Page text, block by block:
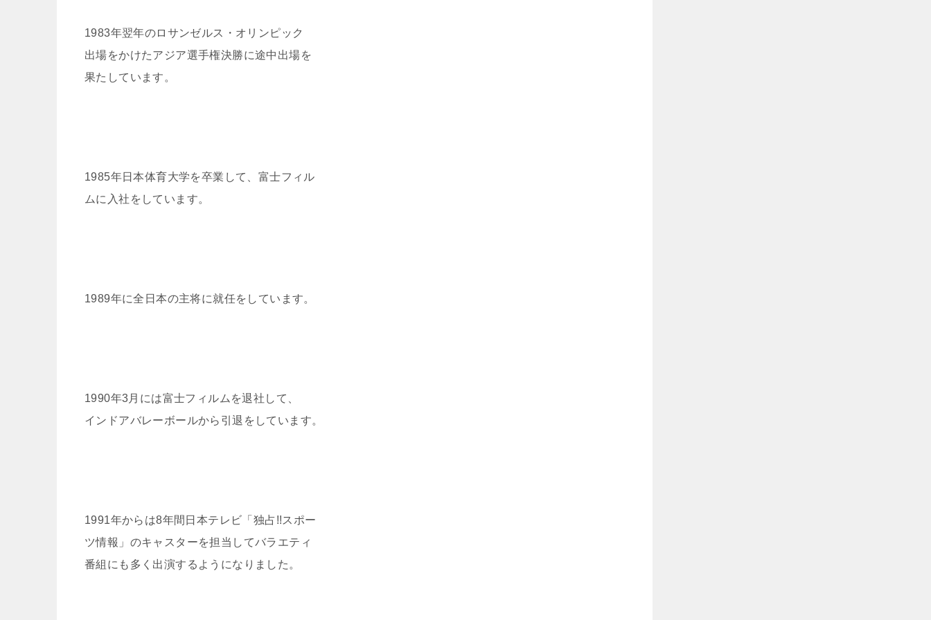
1983年翌年のロサンゼルス・オリンピック
出場をかけたアジア選手権決勝に途中出場を
果たしています。
1985年日本体育大学を卒業して、富士フィル
ムに入社をしています。
1989年に全日本の主将に就任をしています。
1990年3月には富士フィルムを退社して、
インドアバレーボールから引退をしています。
1991年からは8年間日本テレビ「独占!!スポー
ツ情報」のキャスターを担当してバラエティ
番組にも多く出演するようになりました。